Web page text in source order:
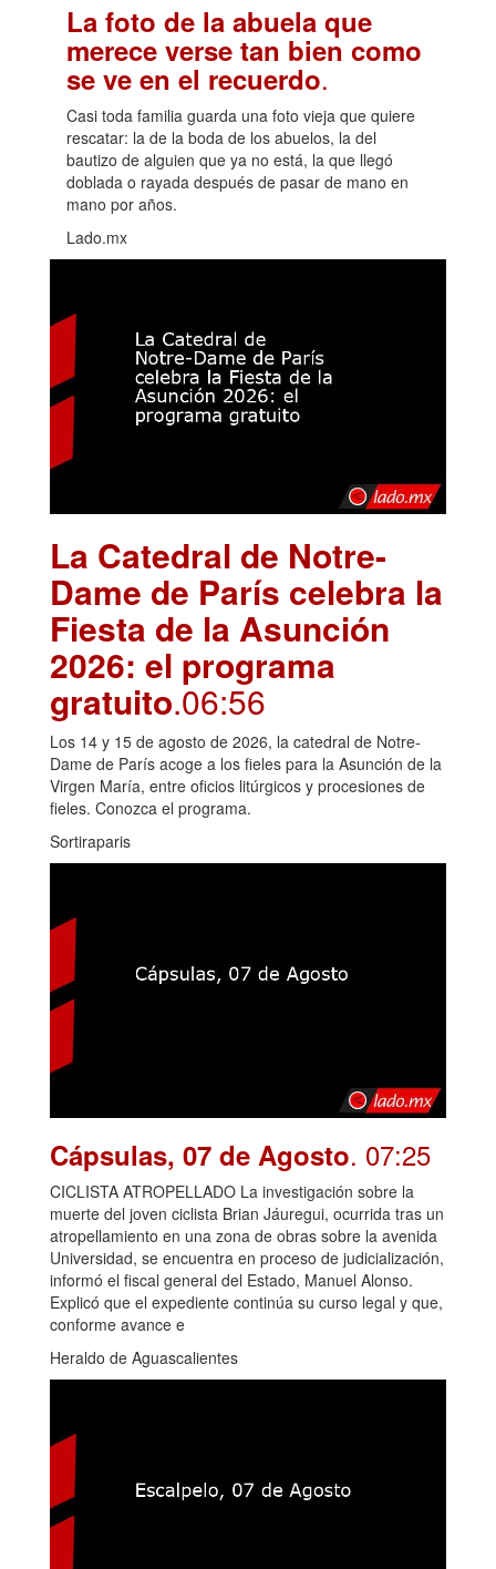
La foto de la abuela que
merece verse tan bien como
se ve en el recuerdo.
Casi toda familia guarda una foto vieja que quiere
rescatar: la de la boda de los abuelos, la del
bautizo de alguien que ya no está, la que llegó
doblada o rayada después de pasar de mano en
mano por años.
Lado.mx
La Catedral de Notre-
Dame de París celebra la
Fiesta de la Asunción
2026: el programa
gratuito.06:56
Los 14 y 15 de agosto de 2026, la catedral de Notre-
Dame de París acoge a los fieles para la Asunción de la
Virgen María, entre oficios litúrgicos y procesiones de
fieles. Conozca el programa.
Sortiraparis
Cápsulas, 07 de Agosto. 07:25
CICLISTA ATROPELLADO La investigación sobre la
muerte del joven ciclista Brian Jáuregui, ocurrida tras un
atropellamiento en una zona de obras sobre la avenida
Universidad, se encuentra en proceso de judicialización,
informó el fiscal general del Estado, Manuel Alonso.
Explicó que el expediente continúa su curso legal y que,
conforme avance e
Heraldo de Aguascalientes